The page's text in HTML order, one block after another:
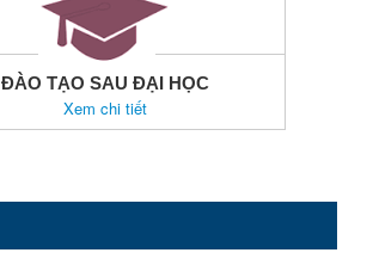
ĐÀO TẠO SAU ĐẠI HỌC
Xem chi tiết